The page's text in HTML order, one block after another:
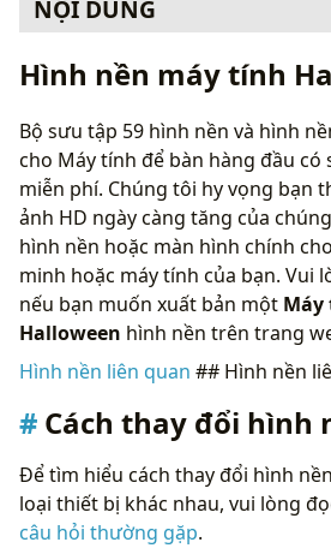
NỘI DUNG
Hình nền máy tính
Bộ sưu tập 59 hình nền và hình
cho Máy tính để bàn hàng đầu có
miễn phí. Chúng tôi hy vọng bạn
ảnh HD ngày càng tăng của
hình nền hoặc màn hình chính
minh hoặc máy tính của bạn. Vui
nếu bạn muốn xuất bản một Máy
Halloween hình nền trên trang
Hình nền liên quan ## Hình nền
Cách thay đổi hình
Để tìm hiểu cách thay đổi hình
loại thiết bị khác nhau, vui lòng
câu hỏi thường gặp.